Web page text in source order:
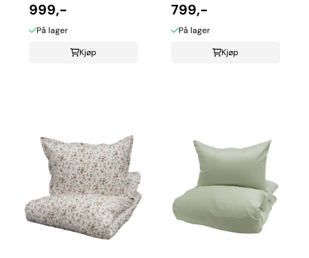
999,-
På lager
Kjøp
BLÅ
799,-
På lager
Kjøp